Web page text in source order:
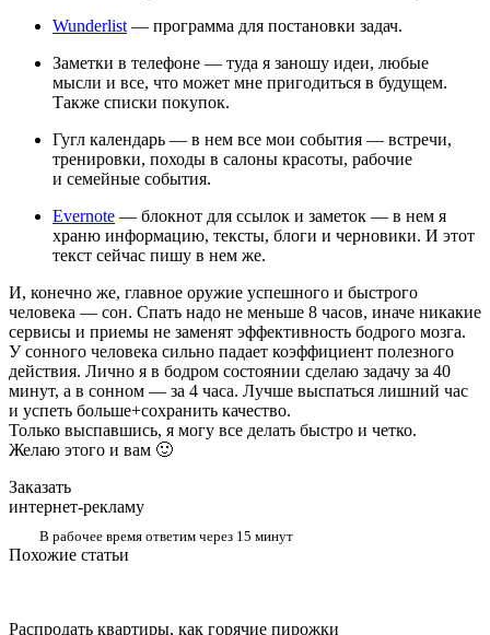
Wunderlist — программа для постановки задач.
Заметки в телефоне — туда я заношу идеи, любые
мысли и все, что может мне пригодиться в будущем.
Также списки покупок.
Гугл календарь — в нем все мои события — встречи,
тренировки, походы в салоны красоты, рабочие
и семейные события.
Evernote — блокнот для ссылок и заметок — в нем я
храню информацию, тексты, блоги и черновики. И этот
текст сейчас пишу в нем же.
И, конечно же, главное оружие успешного и быстрого
человека — сон. Спать надо не меньше 8 часов, иначе никакие
сервисы и приемы не заменят эффективность бодрого мозга.
У сонного человека сильно падает коэффициент полезного
действия. Лично я в бодром состоянии сделаю задачу за 40
минут, а в сонном — за 4 часа. Лучше выспаться лишний час
и успеть больше+сохранить качество.
Только выспавшись, я могу все делать быстро и четко.
Желаю этого и вам 🙂
Заказать
интернет-рекламу
В рабочее время ответим через 15 минут
Похожие статьи
Распродать квартиры, как горячие пирожки